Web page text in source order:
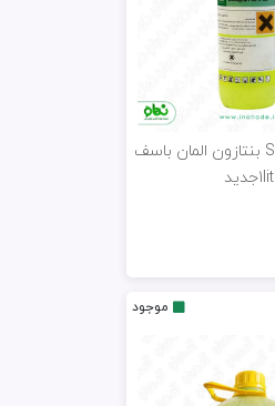
بازاگران48% SL بنتازون المان باسف
1litجدید
موجود